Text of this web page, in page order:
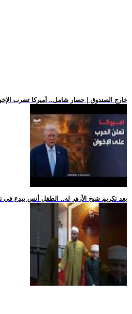
.. خارج الصندوق | حصار شامل.. أميركا تضرب
.. بعد تكريم شيخ الأزهر له.. الطفل أنس يبدع في